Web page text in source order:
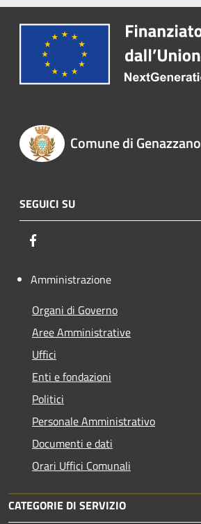
Comune di Genazzano
SEGUICI SU
Amministrazione
Organi di Governo
Aree Amministrative
Uffici
Enti e fondazioni
Politici
Personale Amministrativo
Documenti e dati
Orari Uffici Comunali
CATEGORIE DI SERVIZIO